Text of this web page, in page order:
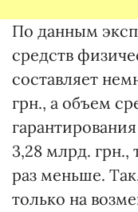
По данным
средств
составляет
грн., а объем
3,28 млрд. грн.,
раз меньше.
только на